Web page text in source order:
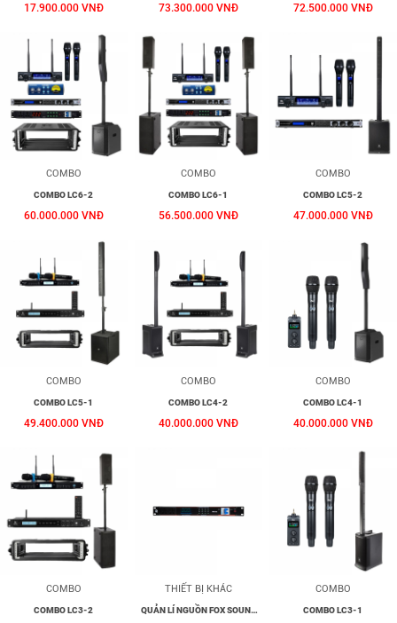
17.900.000 VNĐ 73.300.000 VNĐ 72.500.000 VNĐ
COMBO
COMBO LC6-2
60.000.000 VNĐ
COMBO
COMBO LC6-1
56.500.000 VNĐ
COMBO
COMBO LC5-2
47.000.000 VNĐ
COMBO
COMBO LC5-1
49.400.000 VNĐ
COMBO
COMBO LC4-2
40.000.000 VNĐ
COMBO
COMBO LC4-1
40.000.000 VNĐ
COMBO
COMBO LC3-2
THIẾT BỊ KHÁC
QUẢN LÍ NGUỒN FOX SOUND
COMBO
COMBO LC3-1